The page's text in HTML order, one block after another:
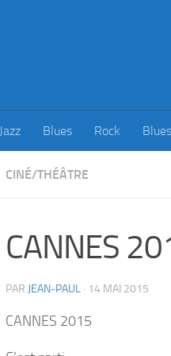
Jazz Blues Rock
CINÉ/THÉÂTRE
CANNES
PAR JEAN-PAUL · 14 MAI 2015
CANNES 2015